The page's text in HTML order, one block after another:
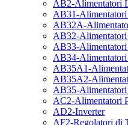
AB2-Alimentatori
AB31-
AB32A-
AB32-
AB33-
AB34-
AB35A1-
AB35A2-
AB35-
AC2-Alimentatori
AD2-Inverter
AF2-Regolatori di